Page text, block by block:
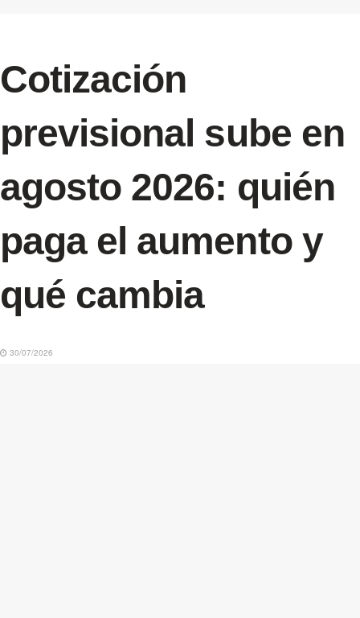
Cotización
previsional sube en
agosto 2026: quién
paga el aumento y
qué cambia
30/07/2026